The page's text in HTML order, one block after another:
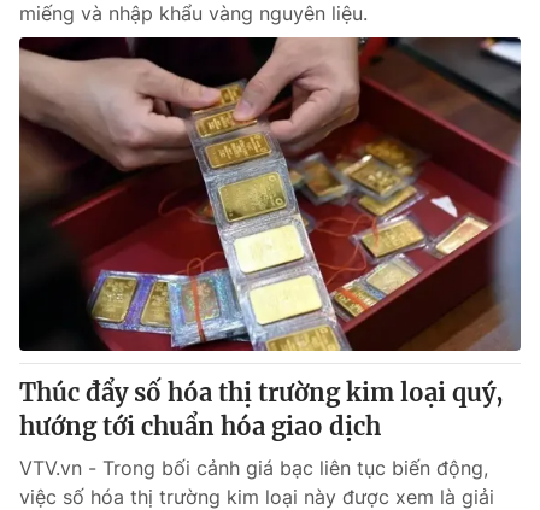
miếng và nhập khẩu vàng nguyên liệu.
Thúc đẩy số hóa thị trường kim loại quý,
hướng tới chuẩn hóa giao dịch
VTV.vn - Trong bối cảnh giá bạc liên tục biến động,
việc số hóa thị trường kim loại này được xem là giải